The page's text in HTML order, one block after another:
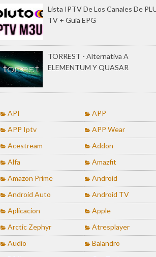
Lista IPTV De Los Canales De
TV + Guía EPG
TORREST - Alternativa A
ELEMENTUM Y QUASAR
API
APP
APP Iptv
APP Wear
Acestream
Addon
Alfa
Amazfit
Amazon Prime
Android
Android Auto
Android TV
Aplicacion
Apple
Arctic Zephyr
Atresplayer
Audio
Balandro